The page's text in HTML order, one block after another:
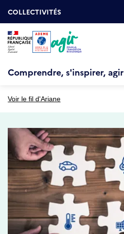
auOUVRIR
LE
MENU
ESPACE
COLLECTIVITÉS
Comprendre, s'inspirer, agir
Voir le fil d'Ariane